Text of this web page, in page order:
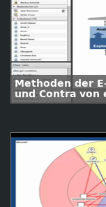
Methoden der
und Contra von
Design-Based-